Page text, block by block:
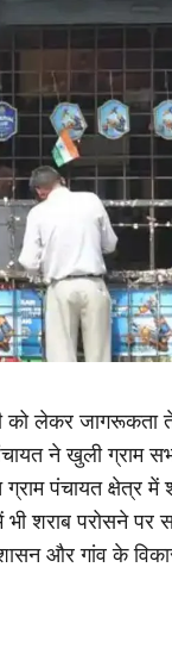
को लेकर जागरूकता
ने खुली ग्राम
पंचायत क्षेत्र
भी शराब परोसने
और गांव के